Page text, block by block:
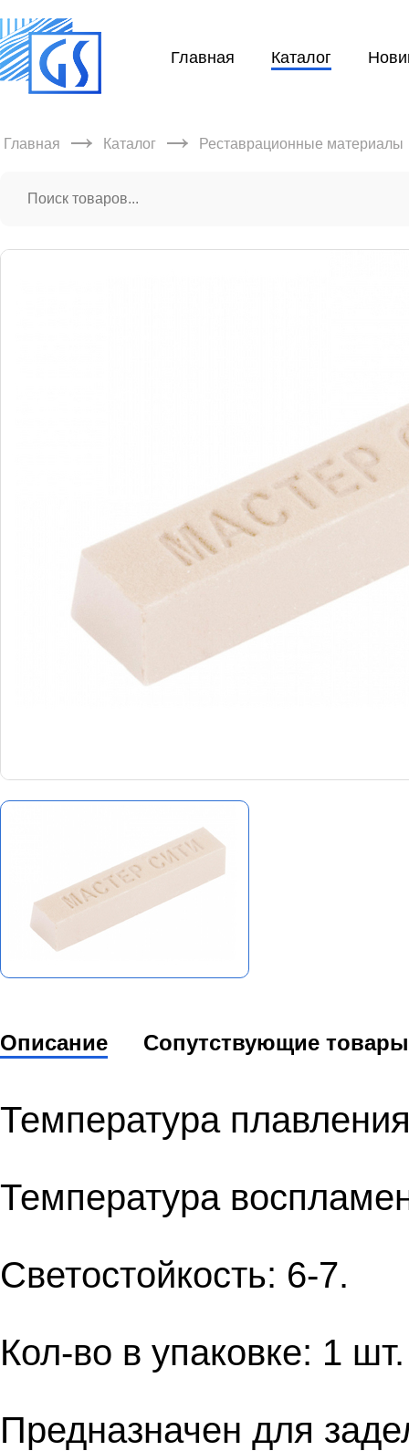
Главная Каталог
Главная → Каталог → Реставрационные материалы
Описание Сопутствующие товары
Температура
Температура
Светостойкость: 6-7.
Кол-во в упаковке: 1 шт.
Предназначен для